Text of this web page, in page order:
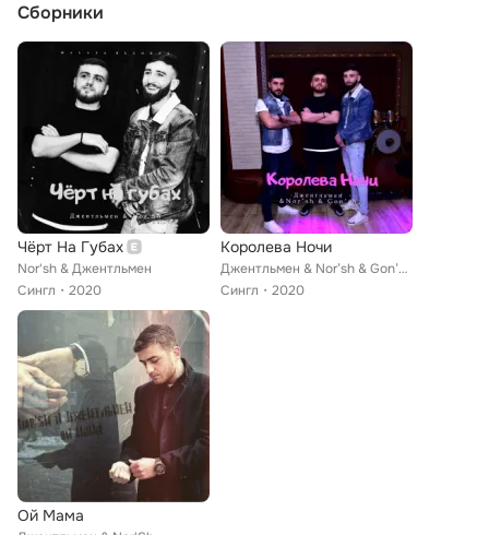
Сборники
Чёрт На Губах
Nor'sh & Джентльмен
Сингл
2020
Королева Ночи
Джентльмен & Nor’sh & Gon’ch
Сингл
2020
Ой Мама